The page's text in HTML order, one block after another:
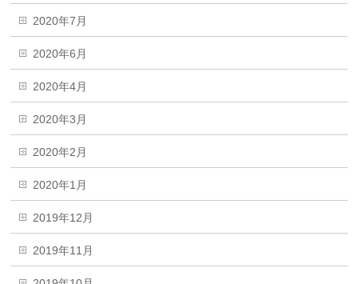
2020年7月
2020年6月
2020年4月
2020年3月
2020年2月
2020年1月
2019年12月
2019年11月